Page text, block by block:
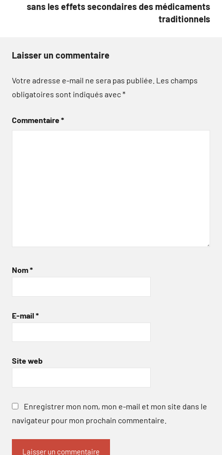
sans les effets secondaires des médicaments
traditionnels
Laisser un commentaire
Votre adresse e-mail ne sera pas publiée. Les champs
obligatoires sont indiqués avec*
Commentaire*
Nom*
E-mail *
Site web
Enregistrer mon nom, mon e-mail et mon site dans le
navigateur pour mon prochain commentaire.